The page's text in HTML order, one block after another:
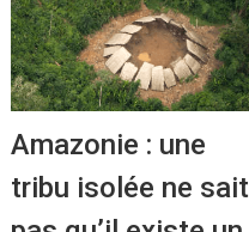
Amazonie : une
tribu isolée ne sait